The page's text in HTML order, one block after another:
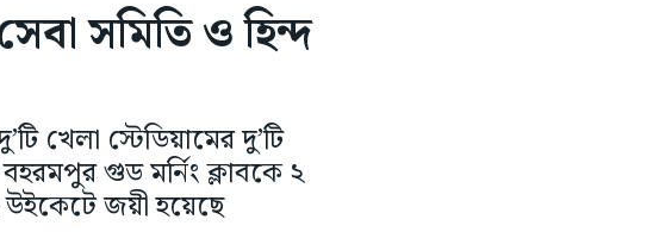
সমিতি ও হিন্দ
খেলা স্টেডিয়ামের দু’টি
গুড মর্নিং ক্লাবকে ২
জয়ী হয়েছে